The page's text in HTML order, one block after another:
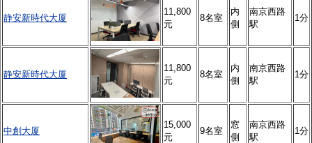
静安新時代大厦
11,800
元
8名室
内
側
南京西路
駅
1分
静安新時代大厦
11,800
元
8名室
内
側
南京西路
駅
1分
中創大厦
15,000
元
9名室
窓
側
南京西路
駅
1分